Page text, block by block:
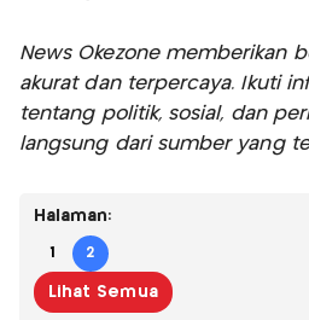
News Okezone memberikan
akurat dan terpercaya. Ikuti
tentang politik, sosial, dan
langsung dari sumber yang
Halaman:
1 2
Lihat Semua